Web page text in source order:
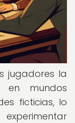
jugadores la
en mundos
ficticias, lo